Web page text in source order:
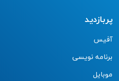
پربازدید
آفیس
برنامه نویسی
موبایل